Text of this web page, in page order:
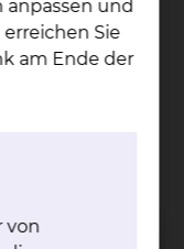
Klinikum.
und
Sie
am Ende der
von